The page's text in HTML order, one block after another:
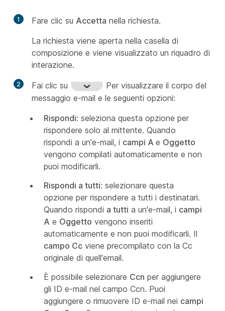
1 Fare clic su Accetta nella richiesta.
La richiesta viene aperta nella casella di
composizione e viene visualizzato un riquadro di
interazione.
2 Fai clic su
Per visualizzare il corpo del
messaggio e-mail e le seguenti opzioni:
Rispondi: seleziona questa opzione per
rispondere solo al mittente. Quando
rispondi a un'e-mail, i campi A e Oggetto
vengono compilati automaticamente e non
puoi modificarli.
Rispondi a tutti: selezionare questa
opzione per rispondere a tutti i destinatari.
Quando rispondi a tutti a un'e-mail, i campi
A e Oggetto vengono inseriti
automaticamente e non puoi modificarli. Il
campo Cc viene precompilato con la Cc
originale di quell'email.
È possibile selezionare Ccn per aggiungere
gli ID e-mail nel campo Ccn. Puoi
aggiungere o rimuovere ID e-mail nei campi